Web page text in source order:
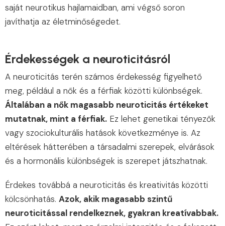
saját neurotikus hajlamaidban, ami végső soron
javíthatja az életminőségedet.
Érdekességek a neuroticitásról
A neuroticitás terén számos érdekesség figyelhető
meg, például a nők és a férfiak közötti különbségek.
Általában a nők magasabb neuroticitás értékeket
mutatnak, mint a férfiak. Ez lehet genetikai tényezők
vagy szociokulturális hatások következménye is. Az
eltérések hátterében a társadalmi szerepek, elvárások
és a hormonális különbségek is szerepet játszhatnak.
Érdekes továbbá a neuroticitás és kreativitás közötti
kölcsönhatás. Azok, akik magasabb szintű
neuroticitással rendelkeznek, gyakran kreatívabbak.